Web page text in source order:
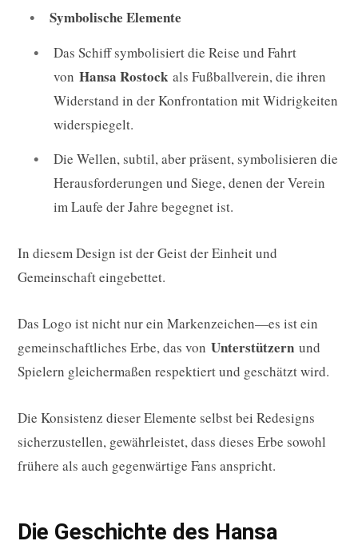
Symbolische Elemente
Das Schiff symbolisiert die Reise und Fahrt
von Hansa Rostock als Fußballverein, die ihren
Widerstand in der Konfrontation mit Widrigkeiten
widerspiegelt.
Die Wellen, subtil, aber präsent, symbolisieren die
Herausforderungen und Siege, denen der Verein
im Laufe der Jahre begegnet ist.
In diesem Design ist der Geist der Einheit und
Gemeinschaft eingebettet.
Das Logo ist nicht nur ein Markenzeichen—es ist ein
gemeinschaftliches Erbe, das von Unterstützern und
Spielern gleichermaßen respektiert und geschätzt wird.
Die Konsistenz dieser Elemente selbst bei Redesigns
sicherzustellen, gewährleistet, dass dieses Erbe sowohl
frühere als auch gegenwärtige Fans anspricht.
Die Geschichte des Hansa